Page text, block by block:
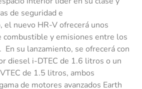
de seguridad e
nuevo HR-V ofrecerá unos
combustible y emisiones entre los
En su lanzamiento, se ofrecerá con
diesel i-DTEC de 1.6 litros o un
de 1.5 litros, ambos
de motores avanzados Earth